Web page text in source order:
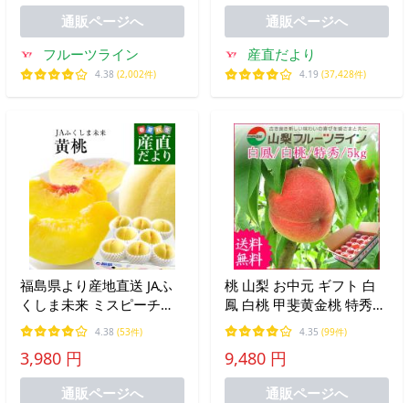
通販ページへ
フルーツライン
4.38 (2,002件)
通販ページへ
産直だより
4.19 (37,428件)
福島県より産地直送 JAふ
くしま未来 ミスピーチ
「黄桃」 約2キロ（5玉か
ら8玉）桃 もも ピーチ 送
料無料爆買
4.38 (53件)
3,980 円
通販ページへ
桃 山梨 お中元 ギフト 白
鳳 白桃 甲斐黄金桃 特秀
約5kg 13〜18個入 送料無
料※一部地域を除く
4.35 (99件)
9,480 円
通販ページへ